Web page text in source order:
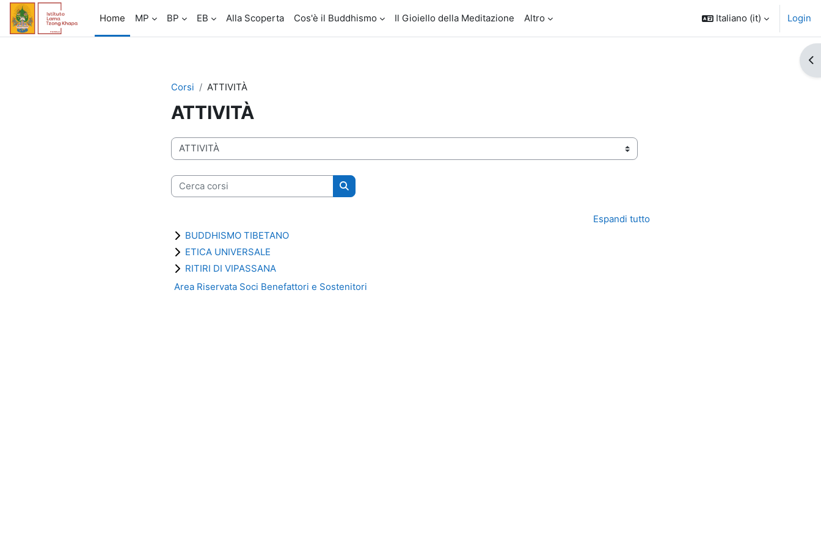
Vai al contenuto principaleHome MP BP EB Alla Scoperta Cos'è il Buddhismo Il Gioiello della Meditazione Altro Italiano ‎(it)‎ Login
Corsi ATTIVITÀ
ATTIVITÀ
Categorie di corso
Cerca corsi
Cerca corsi
Espandi tutto
BUDDHISMO TIBETANO
ETICA UNIVERSALE
RITIRI DI VIPASSANA
Area Riservata Soci Benefattori e Sostenitori